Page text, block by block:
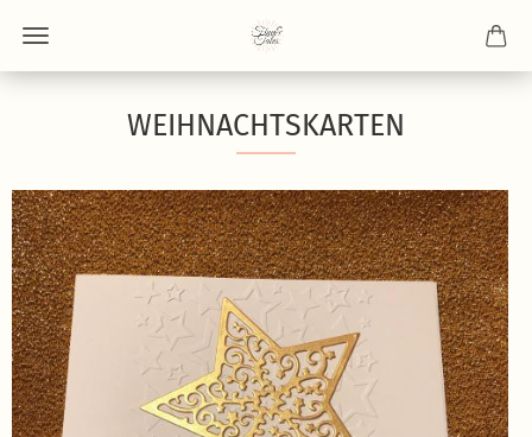
WEIHNACHTSKARTEN